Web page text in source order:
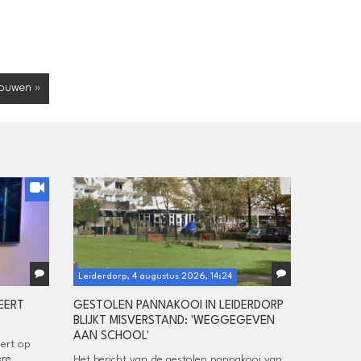
»
op
Leiderdorp, 4 augustus 2026, 14:24
GESTOLEN PANNAKOOI IN LEIDERDORP
BLIJKT MISVERSTAND: 'WEGGEGEVEN
AAN SCHOOL'